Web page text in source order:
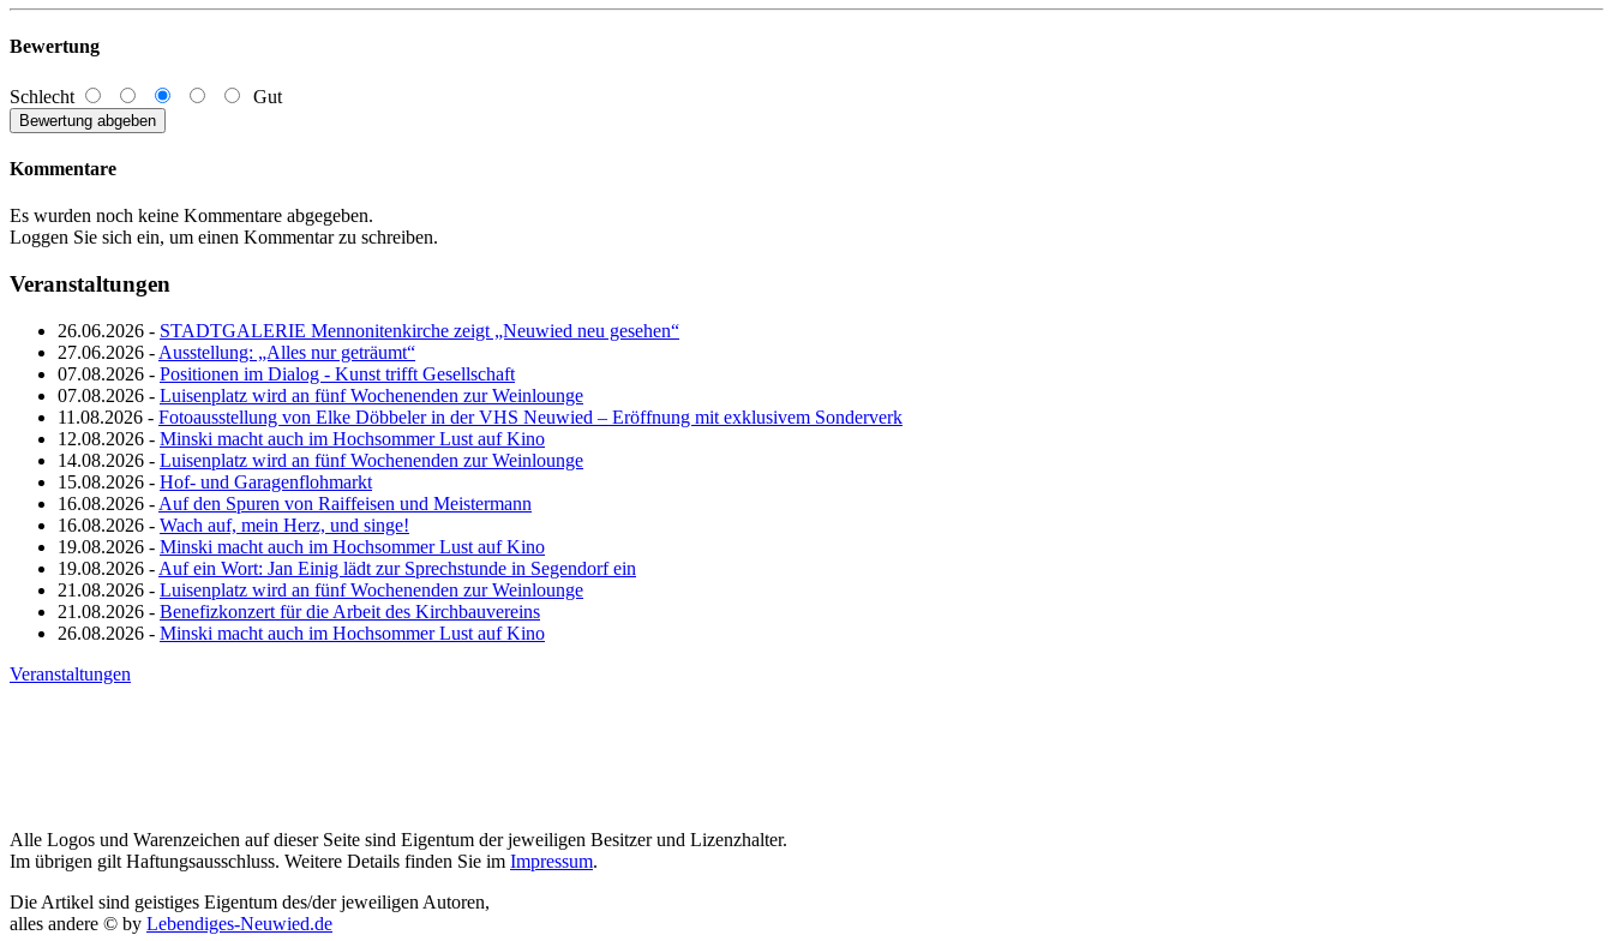
Bewertung
Schlecht Gut
Kommentare
Es wurden noch keine Kommentare abgegeben.
Loggen Sie sich ein, um einen Kommentar zu schreiben.
Veranstaltungen
26.06.2026 - STADTGALERIE Mennonitenkirche zeigt „Neuwied neu gesehen“
27.06.2026 - Ausstellung: „Alles nur geträumt“
07.08.2026 - Positionen im Dialog - Kunst trifft Gesellschaft
07.08.2026 - Luisenplatz wird an fünf Wochenenden zur Weinlounge
11.08.2026 - Fotoausstellung von Elke Döbbeler in der VHS Neuwied – Eröffnung mit exklusivem Sonderverk
12.08.2026 - Minski macht auch im Hochsommer Lust auf Kino
14.08.2026 - Luisenplatz wird an fünf Wochenenden zur Weinlounge
15.08.2026 - Hof- und Garagenflohmarkt
16.08.2026 - Auf den Spuren von Raiffeisen und Meistermann
16.08.2026 - Wach auf, mein Herz, und singe!
19.08.2026 - Minski macht auch im Hochsommer Lust auf Kino
19.08.2026 - Auf ein Wort: Jan Einig lädt zur Sprechstunde in Segendorf ein
21.08.2026 - Luisenplatz wird an fünf Wochenenden zur Weinlounge
21.08.2026 - Benefizkonzert für die Arbeit des Kirchbauvereins
26.08.2026 - Minski macht auch im Hochsommer Lust auf Kino
Veranstaltungen
Alle Logos und Warenzeichen auf dieser Seite sind Eigentum der jeweiligen Besitzer und Lizenzhalter.
Im übrigen gilt Haftungsausschluss. Weitere Details finden Sie im Impressum.
Die Artikel sind geistiges Eigentum des/der jeweiligen Autoren,
alles andere © by Lebendiges-Neuwied.de